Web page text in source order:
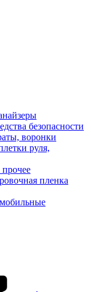
безопасности
воронки
руля,
пленка